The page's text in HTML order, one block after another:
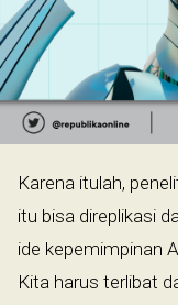
Karena itulah,
itu bisa direplikasi
ide kepemimpinan
Kita harus terlibat